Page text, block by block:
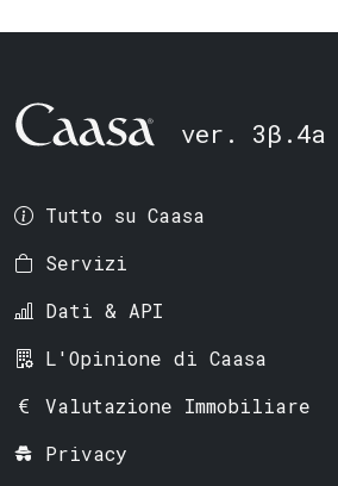
ver. 3β.4a
Tutto su Caasa
Servizi
Dati & API
L'Opinione di Caasa
Valutazione Immobiliare
Privacy